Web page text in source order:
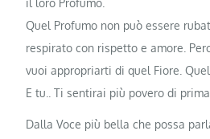
Quel Profumo non può essere
respirato con rispetto e amore.
vuoi appropriarti di quel Fiore.
E tu.. Ti sentirai più povero di
Dalla Voce più bella che possa